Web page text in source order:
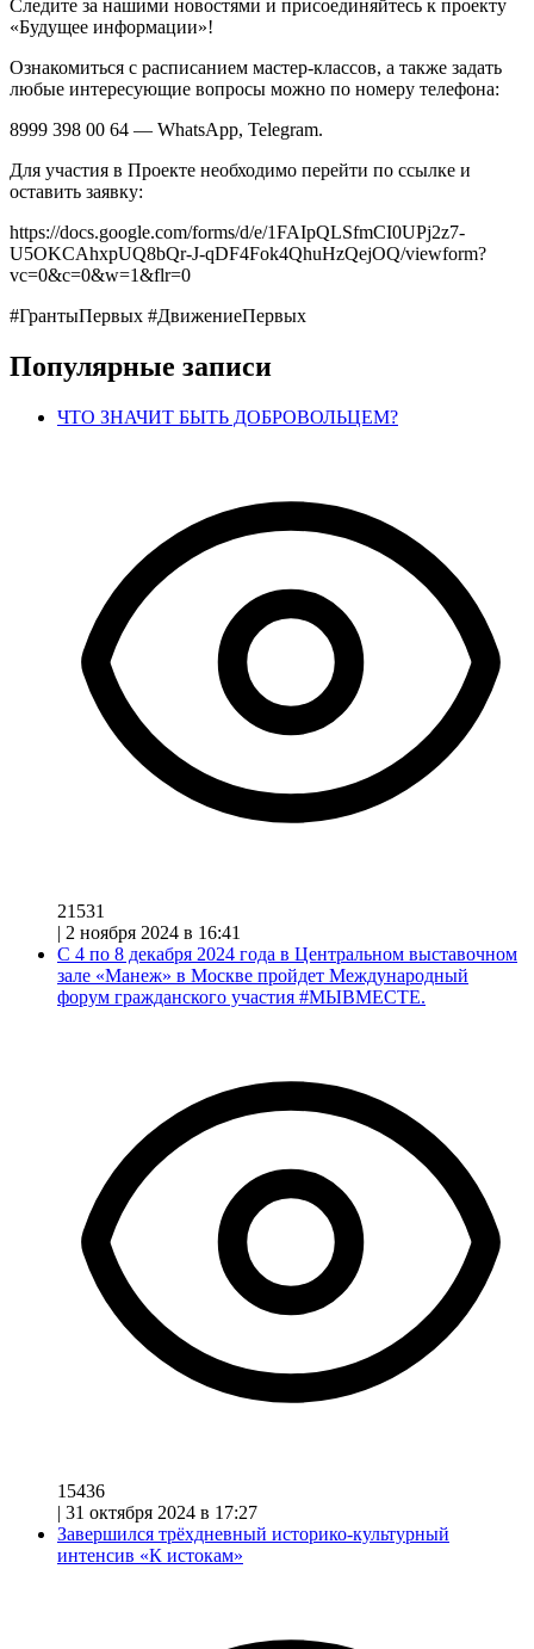
Следите за нашими новостями и присоединяйтесь к проекту
«Будущее информации»!
Ознакомиться с расписанием мастер-классов, а также задать
любые интересующие вопросы можно по номеру телефона:
8999 398 00 64 — WhatsApp, Telegram.
Для участия в Проекте необходимо перейти по ссылке и
оставить заявку:
https://docs.google.com/forms/d/e/1FAIpQLSfmCI0UPj2z7-
U5OKCAhxpUQ8bQr-J-qDF4Fok4QhuHzQejOQ/viewform?
vc=0&c=0&w=1&flr=0
#ГрантыПервых #ДвижениеПервых
Популярные записи
ЧТО ЗНАЧИТ БЫТЬ ДОБРОВОЛЬЦЕМ?
21531
| 2 ноября 2024 в 16:41
С 4 по 8 декабря 2024 года в Центральном выставочном
зале «Манеж» в Москве пройдет Международный
форум гражданского участия #МЫВМЕСТЕ.
15436
| 31 октября 2024 в 17:27
Завершился трёхдневный историко-культурный
интенсив «К истокам»